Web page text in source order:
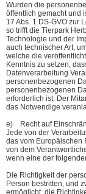
Wurden die
öffentlich gemacht und
17 Abs. 1 DS-GVO zur
so trifft die Tierpark
Technologie und der
auch technischer Art,
welche die
Kenntnis zu setzen,
Datenverarbeitung
personenbezogenen
personenbezogenen
erforderlich ist. Der
das Notwendige
e) Recht auf
Jede von der
das vom Europäischen
von dem
wenn eine der
Die Richtigkeit der
Person bestritten, und
ermöglicht, die